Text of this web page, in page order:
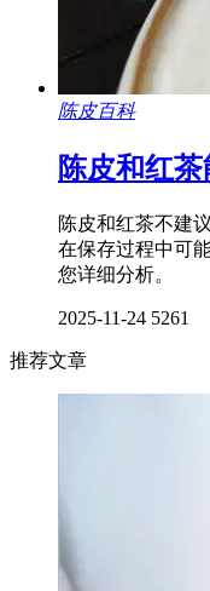
陈皮百科
陈皮和红
陈皮和红茶不建
在保存过程中可
您详细分析。
2025-11-24 5261
推荐文章